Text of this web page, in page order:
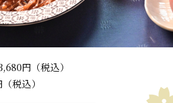
円（税込）
税込）